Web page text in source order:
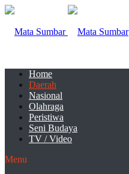
Home
Daerah
Nasional
Olahraga
Peristiwa
Seni Budaya
TV / Video
Menu